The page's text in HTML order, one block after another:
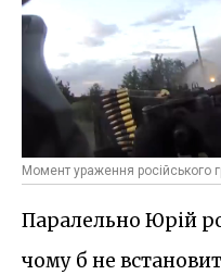
Момент ураження російського
Паралельно Юрій
чому б не